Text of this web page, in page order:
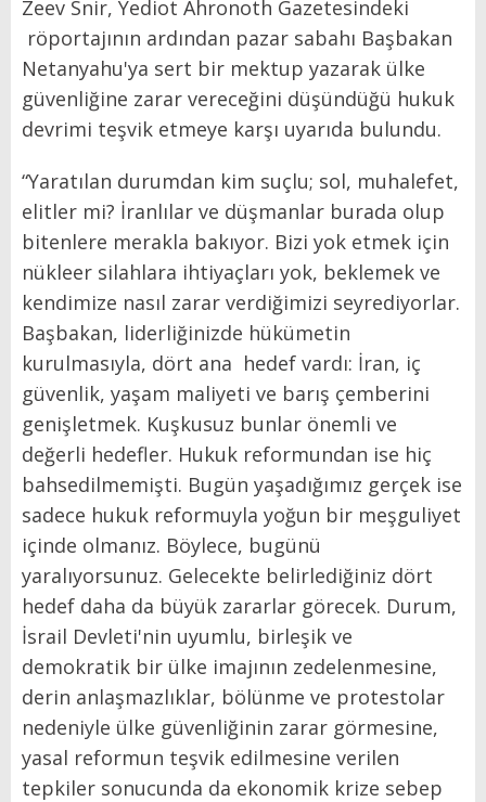
Zeev Snir, Yediot Ahronoth Gazetesindeki
röportajının ardından pazar sabahı Başbakan
Netanyahu'ya sert bir mektup yazarak ülke
güvenliğine zarar vereceğini düşündüğü hukuk
devrimi teşvik etmeye karşı uyarıda bulundu.
“Yaratılan durumdan kim suçlu; sol, muhalefet,
elitler mi? İranlılar ve düşmanlar burada olup
bitenlere merakla bakıyor. Bizi yok etmek için
nükleer silahlara ihtiyaçları yok, beklemek ve
kendimize nasıl zarar verdiğimizi seyrediyorlar.
Başbakan, liderliğinizde hükümetin
kurulmasıyla, dört ana hedef vardı: İran, iç
güvenlik, yaşam maliyeti ve barış çemberini
genişletmek. Kuşkusuz bunlar önemli ve
değerli hedefler. Hukuk reformundan ise hiç
bahsedilmemişti. Bugün yaşadığımız gerçek ise
sadece hukuk reformuyla yoğun bir meşguliyet
içinde olmanız. Böylece, bugünü
yaralıyorsunuz. Gelecekte belirlediğiniz dört
hedef daha da büyük zararlar görecek. Durum,
İsrail Devleti'nin uyumlu, birleşik ve
demokratik bir ülke imajının zedelenmesine,
derin anlaşmazlıklar, bölünme ve protestolar
nedeniyle ülke güvenliğinin zarar görmesine,
yasal reformun teşvik edilmesine verilen
tepkiler sonucunda da ekonomik krize sebep